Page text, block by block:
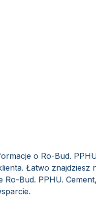
o Ro-Bud.
Łatwo
Ro-Bud. PPHU.